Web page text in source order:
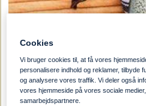
Cookies
Vi bruger cookies til, at få vores
personalisere indhold og reklamer, tilbyde
og analysere vores traffik. Vi deler også
vores hjemmeside på vores sociale
samarbejdspartnere.